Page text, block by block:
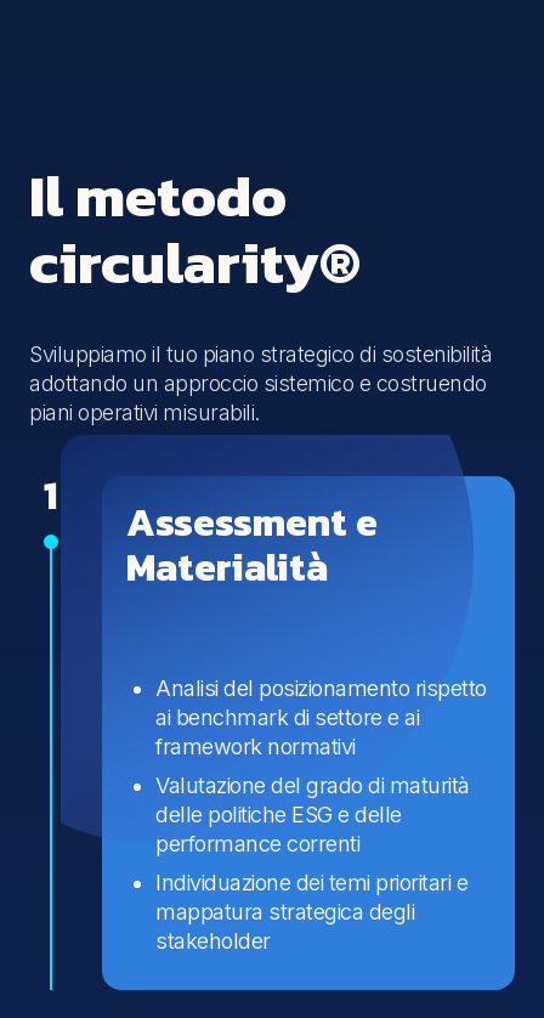
Il metodo
circularity®
Sviluppiamo il tuo piano strategico di sostenibilità
adottando un approccio sistemico e costruendo
piani operativi misurabili.
1 Assessment e
Materialità
Analisi del posizionamento rispetto
ai benchmark di settore e ai
framework normativi
Valutazione del grado di maturità
delle politiche ESG e delle
performance correnti
Individuazione dei temi prioritari e
mappatura strategica degli
stakeholder